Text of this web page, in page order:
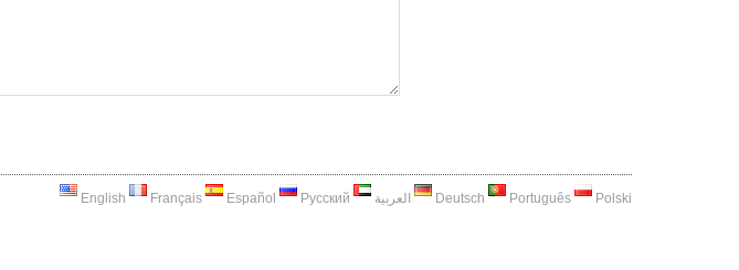
English Français Español Русский العربية Deutsch Português Polski